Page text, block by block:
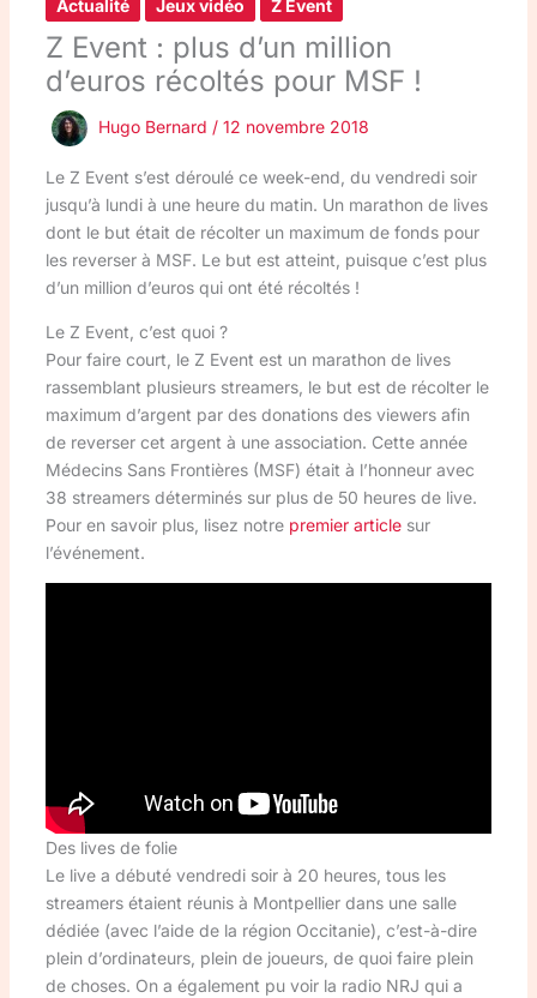
Actualité Jeux vidéo Z Event
Z Event : plus d’un million
d’euros récoltés pour MSF !
Hugo Bernard / 12 novembre 2018
Le Z Event s’est déroulé ce week-end, du vendredi soir
jusqu’à lundi à une heure du matin. Un marathon de lives
dont le but était de récolter un maximum de fonds pour
les reverser à MSF. Le but est atteint, puisque c’est plus
d’un million d’euros qui ont été récoltés !
Le Z Event, c’est quoi ?
Pour faire court, le Z Event est un marathon de lives
rassemblant plusieurs streamers, le but est de récolter le
maximum d’argent par des donations des viewers afin
de reverser cet argent à une association. Cette année
Médecins Sans Frontières (MSF) était à l’honneur avec
38 streamers déterminés sur plus de 50 heures de live.
Pour en savoir plus, lisez notre premier articlesur
l’événement.
Des lives de folie
Le live a débuté vendredi soir à 20 heures, tous les
streamers étaient réunis à Montpellier dans une salle
dédiée (avec l’aide de la région Occitanie), c’est-à-dire
plein d’ordinateurs, plein de joueurs, de quoi faire plein
de choses. On a également pu voir la radio NRJ qui a